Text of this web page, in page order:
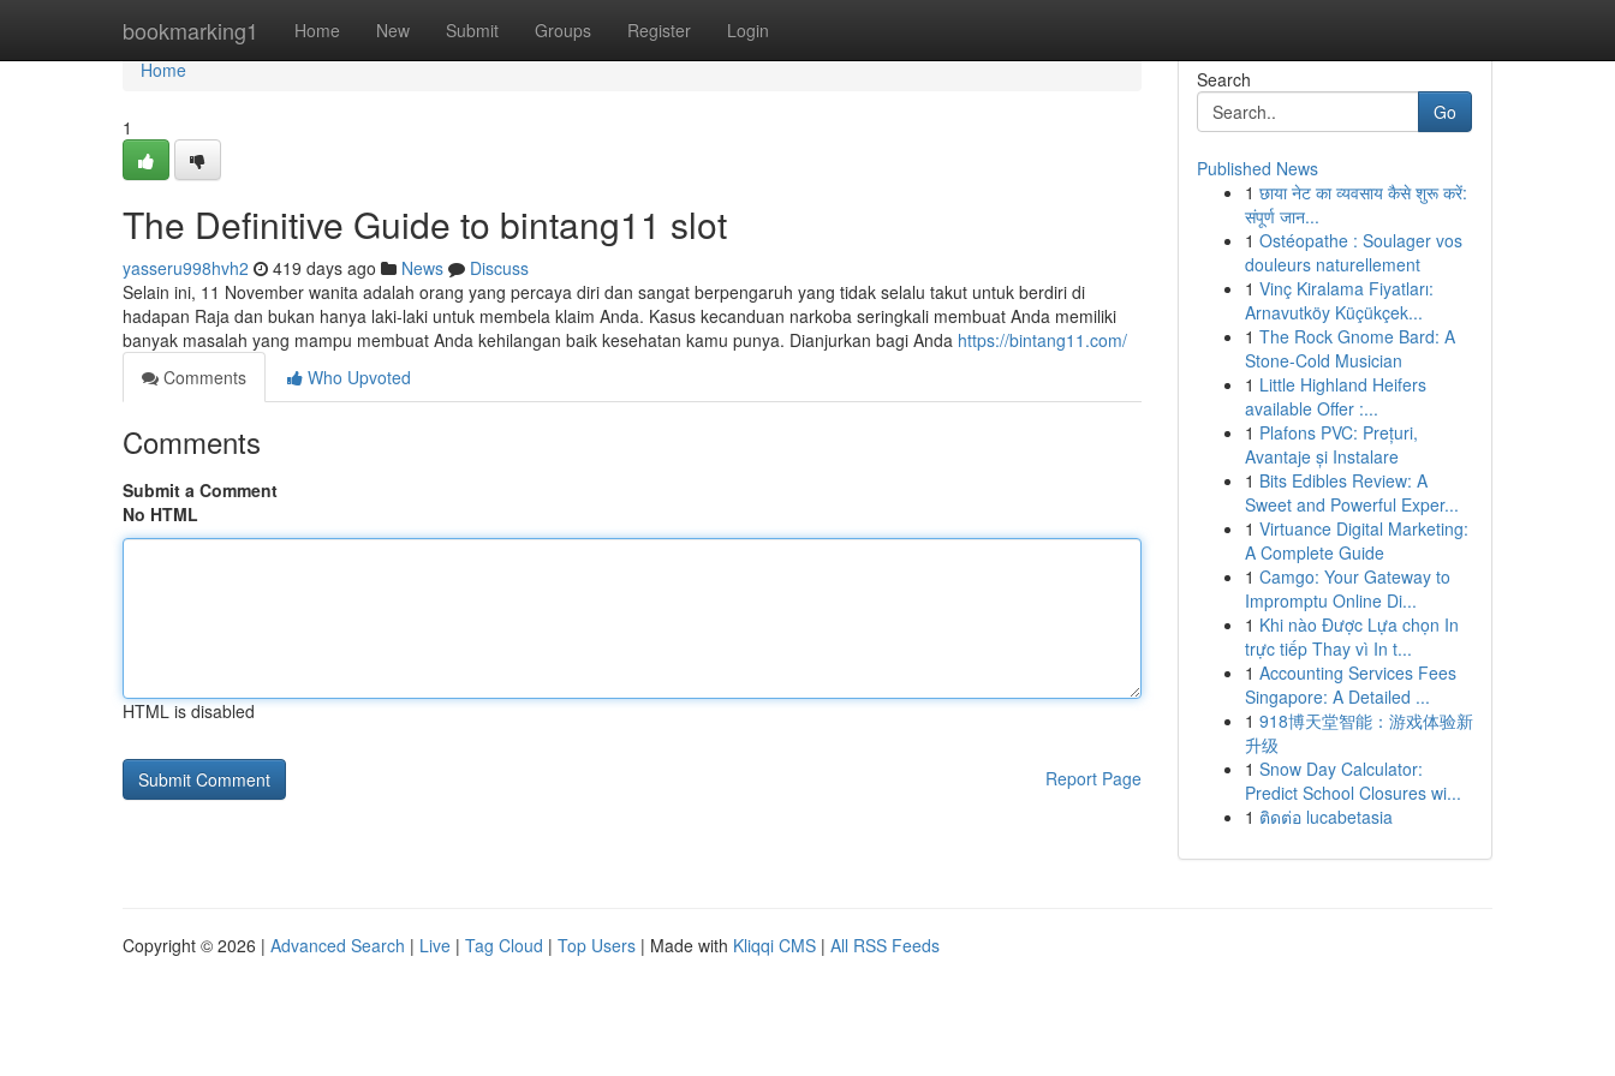
bookmarking1 Home New Submit Groups Register Login
Home
Home
1
The Definitive Guide to bintang11 slot
yasseru998hvh2 419 days ago News
Discuss
Selain ini, 11 November wanita adalah orang yang percaya diri dan sangat berpengaruh yang tidak selalu takut untuk berdiri di
hadapan Raja dan bukan hanya laki-laki untuk membela klaim Anda. Kasus kecanduan narkoba seringkali membuat Anda memiliki
banyak masalah yang mampu membuat Anda kehilangan baik kesehatan kamu punya. Dianjurkan bagi Anda https://bintang11.com/
Comments
Who Upvoted
Comments
Submit a Comment
No HTML
HTML is disabled
Report Page
Search
Go
Published News
1 छाया नेट का व्यवसाय कैसे शुरू करें:
संपूर्ण जान...
1 Ostéopathe : Soulager vos
douleurs naturellement
1 Vinç Kiralama Fiyatları:
Arnavutköy Küçükçek...
1 The Rock Gnome Bard: A
Stone-Cold Musician
1 Little Highland Heifers
available Offer :...
1 Plafons PVC: Prețuri,
Avantaje și Instalare
1 Bits Edibles Review: A
Sweet and Powerful Exper...
1 Virtuance Digital Marketing:
A Complete Guide
1 Camgo: Your Gateway to
Impromptu Online Di...
1 Khi nào Được Lựa chọn In
trực tiếp Thay vì In t...
1 Accounting Services Fees
Singapore: A Detailed ...
1 918博天堂智能：游戏体验新
升级
1 Snow Day Calculator:
Predict School Closures wi...
1 ติดต่อ lucabetasia
Copyright © 2026 | Advanced Search | Live | Tag Cloud | Top Users | Made with Kliqqi CMS | All RSS Feeds